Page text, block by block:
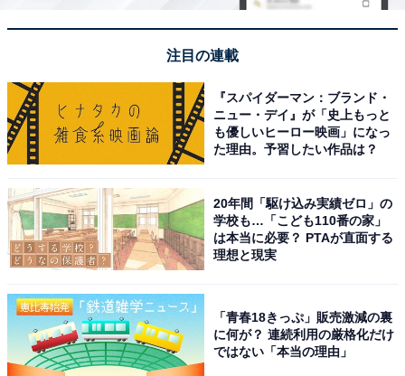
注目の連載
『スパイダーマン：ブランド・
ニュー・デイ』が「史上もっと
も優しいヒーロー映画」になっ
た理由。予習したい作品は？
20年間「駆け込み実績ゼロ」の
学校も…「こども110番の家」
は本当に必要？ PTAが直面する
理想と現実
「青春18きっぷ」販売激減の裏
に何が？ 連続利用の厳格化だけ
ではない「本当の理由」